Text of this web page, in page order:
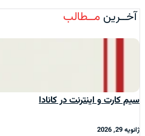
آخــرینمــطالب
سیم‌ کارت و اینترنت در کانادا
ژانویه 29, 2026